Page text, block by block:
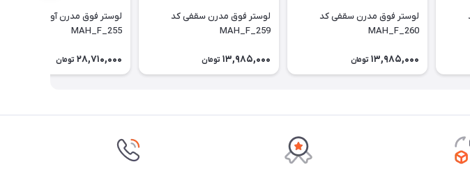
کد
لوستر فوق مدرن سقفی کد
MAH_F_260
13,985,000 تومان
لوستر فوق مدرن سقفی کد
MAH_F_259
13,985,000 تومان
MAH_F_255
28,710,000 تومان